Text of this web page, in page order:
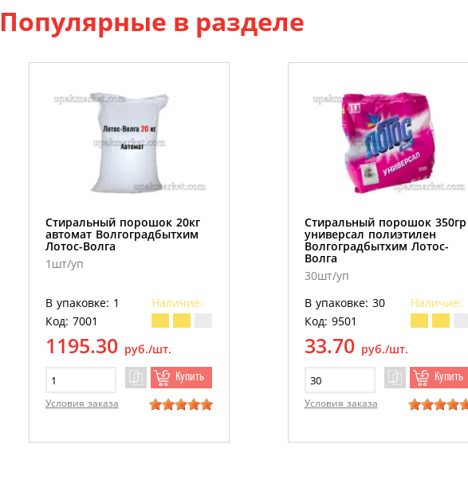
Популярные в разделе
Стиральный порошок 20кг
автомат Волгоградбытхим
Лотос-Волга
1шт/уп
В упаковке: 1
Наличие:
Код: 7001
1195.30 руб./шт.
Купить
Условия заказа
Стиральный порошок 350гр
универсал полиэтилен
Волгоградбытхим Лотос-
Волга
30шт/уп
В упаковке: 30
Наличие:
Код: 9501
33.70 руб./шт.
Купить
Условия заказа